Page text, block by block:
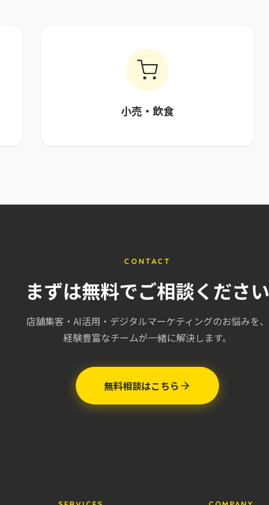
小売・飲食
CONTACT
まずは無料でご相談ください
店舗集客・AI活用・デジタルマーケティングのお悩みを、
経験豊富なチームが一緒に解決します。
無料相談はこちら